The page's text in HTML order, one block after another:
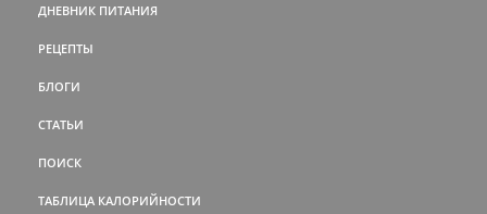
ДНЕВНИК ПИТАНИЯ
РЕЦЕПТЫ
БЛОГИ
СТАТЬИ
ПОИСК
ТАБЛИЦА КАЛОРИЙНОСТИ